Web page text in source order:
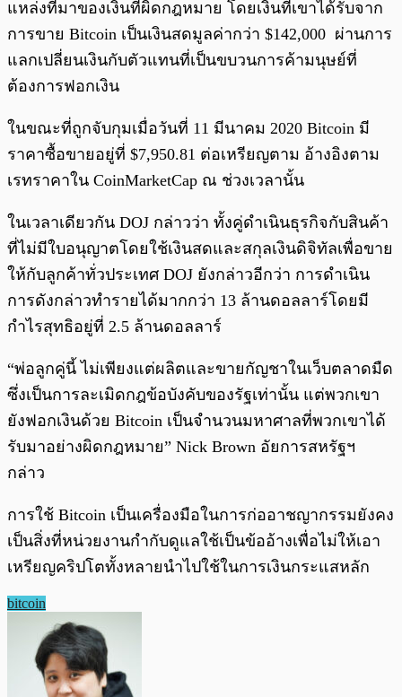
แหล่งที่มาของเงินที่ผิดกฎหมาย โดยเงินที่เขาได้รับจาก
การขาย Bitcoin เป็นเงินสดมูลค่ากว่า $142,000 ผ่านการ
แลกเปลี่ยนเงินกับตัวแทนที่เป็นขบวนการค้ามนุษย์ที่
ต้องการฟอกเงิน
ในขณะที่ถูกจับกุมเมื่อวันที่ 11 มีนาคม 2020 Bitcoin มี
ราคาซื้อขายอยู่ที่ $7,950.81 ต่อเหรียญตาม อ้างอิงตาม
เรทราคาใน CoinMarketCap ณ ช่วงเวลานั้น
ในเวลาเดียวกัน DOJ กล่าวว่า ทั้งคู่ดำเนินธุรกิจกับสินค้า
ที่ไม่มีใบอนุญาตโดยใช้เงินสดและสกุลเงินดิจิทัลเพื่อขาย
ให้กับลูกค้าทั่วประเทศ DOJ ยังกล่าวอีกว่า การดำเนิน
การดังกล่าวทำรายได้มากกว่า 13 ล้านดอลลาร์โดยมี
กำไรสุทธิอยู่ที่ 2.5 ล้านดอลลาร์
“พ่อลูกคู่นี้ ไม่เพียงแต่ผลิตและขายกัญชาในเว็บตลาดมืด
ซึ่งเป็นการละเมิดกฎข้อบังคับของรัฐเท่านั้น แต่พวกเขา
ยังฟอกเงินด้วย Bitcoin เป็นจำนวนมหาศาลที่พวกเขาได้
รับมาอย่างผิดกฎหมาย” Nick Brown อัยการสหรัฐฯ
กล่าว
การใช้ Bitcoin เป็นเครื่องมือในการก่ออาชญากรรมยังคง
เป็นสิ่งที่หน่วยงานกำกับดูแลใช้เป็นข้ออ้างเพื่อไม่ให้เอา
เหรียญคริปโตทั้งหลายนำไปใช้ในการเงินกระแสหลัก
bitcoin